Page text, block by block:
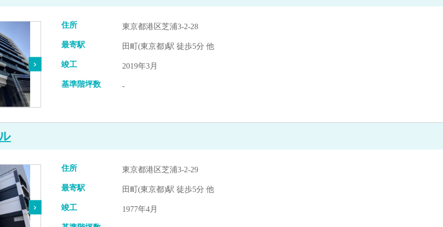
住所 東京都港区芝浦3-2-28
最寄駅 田町(東京都)駅 徒歩5分 他
竣工 2019年3月
基準階坪数 -
住所 東京都港区芝浦3-2-29
最寄駅 田町(東京都)駅 徒歩5分 他
竣工 1977年4月